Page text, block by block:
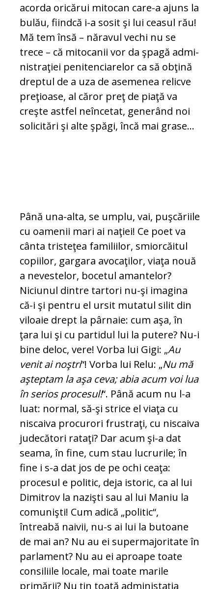
acorda oricărui mi­tocan care-a ajuns la
bulău, fi­indcă i-a sosit şi lui ceasul rău!
Mă tem însă – năravul vechi nu se
trece – că mi­tocanii vor da şpagă ad­­mi­
nistraţiei pe­ni­tencia­re­lor ca să obţină
dreptul de a uza de ase­menea relicve
pre­ţi­oase, al căror preţ de piaţă va
creşte astfel neîncetat, generând noi
solicitări şi alte şpăgi, încă mai grase...
Până una-alta, se umplu, vai, puşcăriile
cu oamenii mari ai naţiei! Ce poet va
cân­ta tristeţea familiilor, smiorcăitul
copiilor, gargara avocaţilor, viaţa nouă
a neves­te­lor, bocetul amantelor?
Niciunul dintre tar­tori nu-şi imagina
că-i şi pentru el ursit mutatul silit din
viloaie drept la pâr­naie: cum aşa, în
ţara lui şi cu partidul lui la putere? Nu-i
bine deloc, vere! Vorba lui Gigi: „Au
venit ai noştri“! Vorba lui Relu: „Nu mă
aşteptam la aşa ceva; abia acum voi lua
în serios procesul!“. Până acum nu l-a
luat: normal, să-şi strice el viaţa cu
niscaiva procurori frustraţi, cu niscaiva
judecători rataţi? Dar acum şi-a dat
seama, în fine, cum stau lucrurile; în
fine i s-a dat jos de pe ochi ceaţa:
procesul e politic, deja istoric, ca al lui
Dimitrov la nazişti sau al lui Maniu la
comunişti! Cum adică „politic“,
întreabă naivii, nu-s ai lui la butoane
de mai an? Nu au ei su­per­majoritate în
parlament? Nu au ei aproape toate
consiliile locale, mai toate marile
primării? Nu ţin toată administaţia